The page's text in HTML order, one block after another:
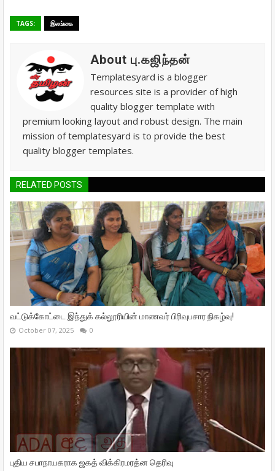
TAGS: இலங்கை
About பு.கஜிந்தன்
Templatesyard is a blogger
resources site is a provider of high
quality blogger template with
premium looking layout and robust design. The main
mission of templatesyard is to provide the best
quality blogger templates.
RELATED POSTS
வட்டுக்கோட்டை இந்துக் கல்லூரியின் மாணவர் பிரிவுபசார நிகழ்வு!
October 07, 2025 0
புதிய சபாநாயகராக ஜகத் விக்கிரமரத்ன தெரிவு